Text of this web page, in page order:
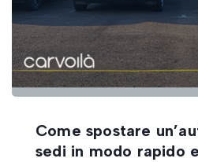
Come spostare
sedi in modo rapido